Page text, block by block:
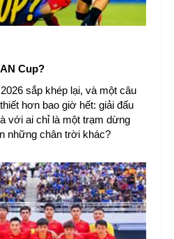
Cup?
sắp khép lại, và một câu
hơn bao giờ hết: giải đấu
với ai chỉ là một trạm dừng
những chân trời khác?